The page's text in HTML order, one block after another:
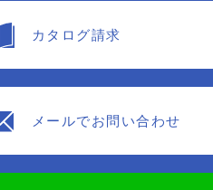
カタログ請求
メールでお問い合わせ